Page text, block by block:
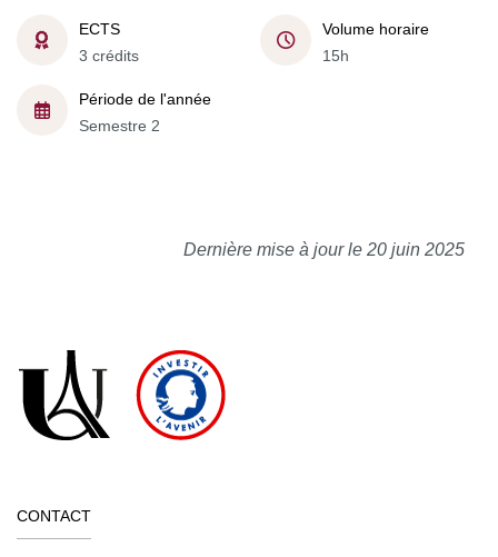
ECTS
3 crédits
Volume horaire
15h
Période de l'année
Semestre 2
Dernière mise à jour le 20 juin 2025
CONTACT